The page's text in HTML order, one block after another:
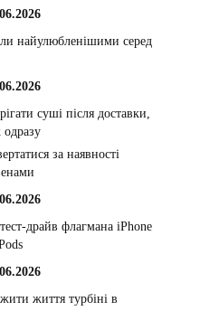
найулюбленішими серед
суші після доставки,
одразу
за наявності
драйв флагмана iPhone
життя турбіні в